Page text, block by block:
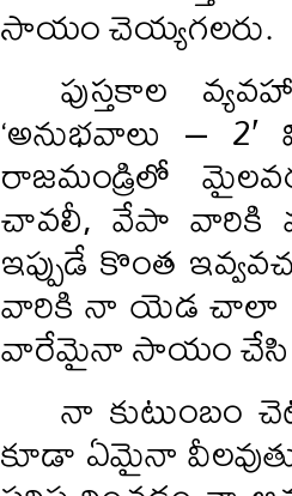
సాయం చెయ్యగలరు.
పుస్తకాల
‘అనుభవాలు –
రాజమండ్రిలో
చావలీ, వేపా వారికి
ఇప్పుడే కొంత
వారికి నా యెడ చాలా
వారేమైనా సాయం చేసి
నా కుటుంబం
కూడా ఏమైనా